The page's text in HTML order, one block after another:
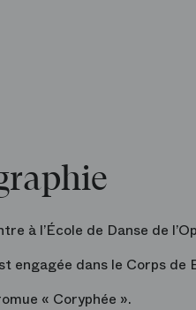
à l’École de Danse de
engagée dans le Corps de
« Coryphée ».